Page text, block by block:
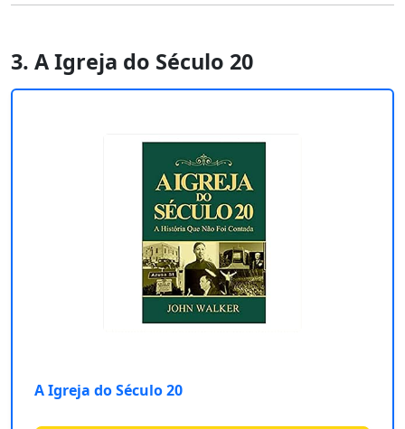
3. A Igreja do Século 20
A Igreja do Século 20